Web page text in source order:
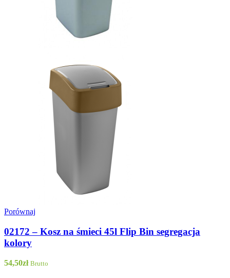
Porównaj
02172 – Kosz na śmieci 45l Flip Bin segregacja
kolory
54,50zł Brutto